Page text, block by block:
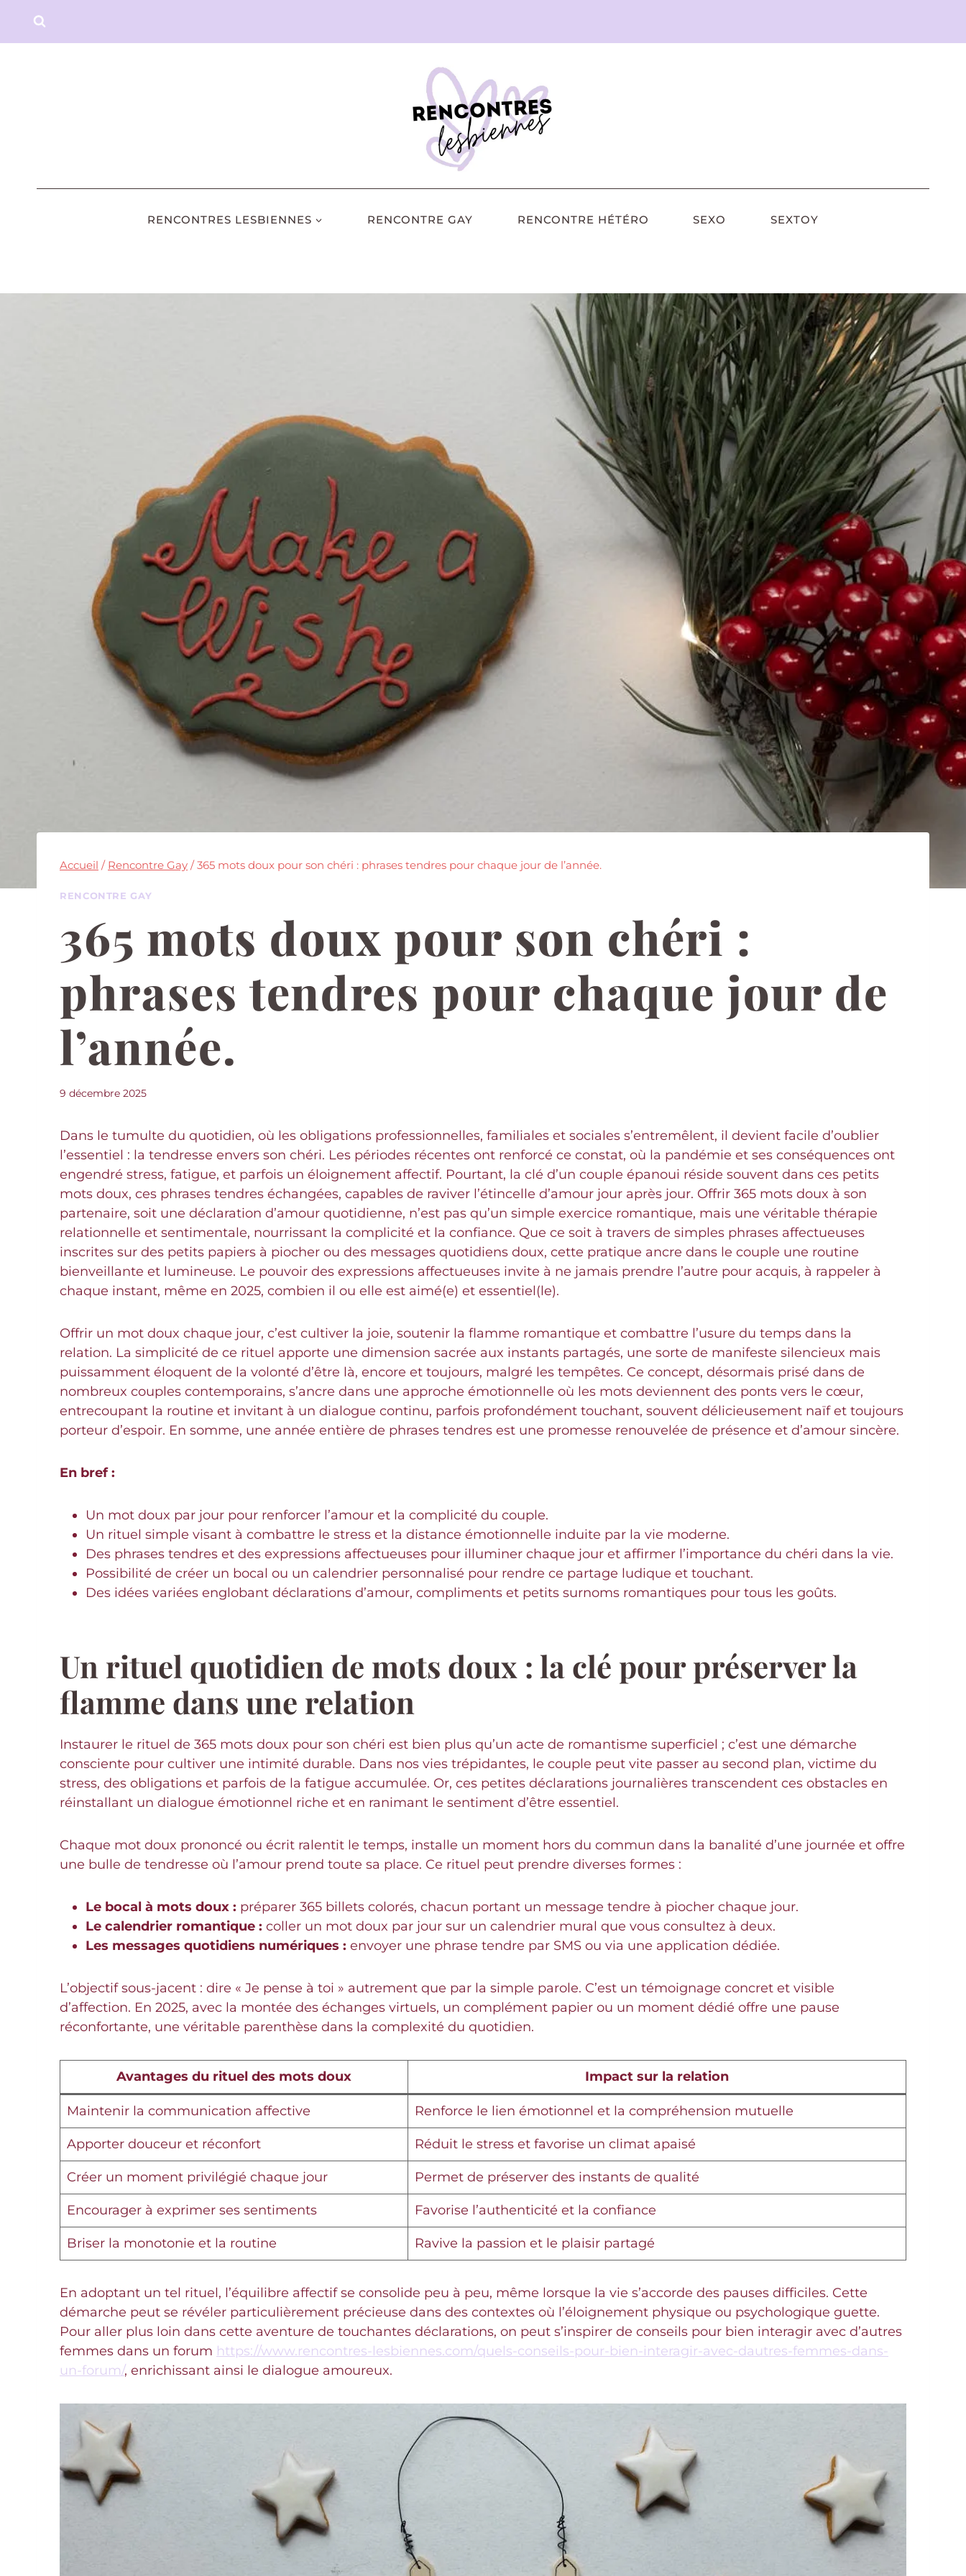
contenu
RENCONTRES LESBIENNES RENCONTRE GAY RENCONTRE HÉTÉRO SEXO SEXTOY
Accueil / Rencontre Gay / 365 mots doux pour son chéri : phrases tendres pour chaque jour de l’année.
RENCONTRE GAY
365 mots doux pour son chéri :
phrases tendres pour chaque jour de
l’année.
9 décembre 2025
Dans le tumulte du quotidien, où les obligations professionnelles, familiales et sociales s’entremêlent, il devient facile d’oublier
l’essentiel : la tendresse envers son chéri. Les périodes récentes ont renforcé ce constat, où la pandémie et ses conséquences ont
engendré stress, fatigue, et parfois un éloignement affectif. Pourtant, la clé d’un couple épanoui réside souvent dans ces petits
mots doux, ces phrases tendres échangées, capables de raviver l’étincelle d’amour jour après jour. Offrir 365 mots doux à son
partenaire, soit une déclaration d’amour quotidienne, n’est pas qu’un simple exercice romantique, mais une véritable thérapie
relationnelle et sentimentale, nourrissant la complicité et la confiance. Que ce soit à travers de simples phrases affectueuses
inscrites sur des petits papiers à piocher ou des messages quotidiens doux, cette pratique ancre dans le couple une routine
bienveillante et lumineuse. Le pouvoir des expressions affectueuses invite à ne jamais prendre l’autre pour acquis, à rappeler à
chaque instant, même en 2025, combien il ou elle est aimé(e) et essentiel(le).
Offrir un mot doux chaque jour, c’est cultiver la joie, soutenir la flamme romantique et combattre l’usure du temps dans la
relation. La simplicité de ce rituel apporte une dimension sacrée aux instants partagés, une sorte de manifeste silencieux mais
puissamment éloquent de la volonté d’être là, encore et toujours, malgré les tempêtes. Ce concept, désormais prisé dans de
nombreux couples contemporains, s’ancre dans une approche émotionnelle où les mots deviennent des ponts vers le cœur,
entrecoupant la routine et invitant à un dialogue continu, parfois profondément touchant, souvent délicieusement naïf et toujours
porteur d’espoir. En somme, une année entière de phrases tendres est une promesse renouvelée de présence et d’amour sincère.
En bref :
Un mot doux par jour pour renforcer l’amour et la complicité du couple.
Un rituel simple visant à combattre le stress et la distance émotionnelle induite par la vie moderne.
Des phrases tendres et des expressions affectueuses pour illuminer chaque jour et affirmer l’importance du chéri dans la vie.
Possibilité de créer un bocal ou un calendrier personnalisé pour rendre ce partage ludique et touchant.
Des idées variées englobant déclarations d’amour, compliments et petits surnoms romantiques pour tous les goûts.
Un rituel quotidien de mots doux : la clé pour préserver la
flamme dans une relation
Instaurer le rituel de 365 mots doux pour son chéri est bien plus qu’un acte de romantisme superficiel ; c’est une démarche
consciente pour cultiver une intimité durable. Dans nos vies trépidantes, le couple peut vite passer au second plan, victime du
stress, des obligations et parfois de la fatigue accumulée. Or, ces petites déclarations journalières transcendent ces obstacles en
réinstallant un dialogue émotionnel riche et en ranimant le sentiment d’être essentiel.
Chaque mot doux prononcé ou écrit ralentit le temps, installe un moment hors du commun dans la banalité d’une journée et offre
une bulle de tendresse où l’amour prend toute sa place. Ce rituel peut prendre diverses formes :
Le bocal à mots doux : préparer 365 billets colorés, chacun portant un message tendre à piocher chaque jour.
Le calendrier romantique : coller un mot doux par jour sur un calendrier mural que vous consultez à deux.
Les messages quotidiens numériques : envoyer une phrase tendre par SMS ou via une application dédiée.
L’objectif sous-jacent : dire « Je pense à toi » autrement que par la simple parole. C’est un témoignage concret et visible
d’affection. En 2025, avec la montée des échanges virtuels, un complément papier ou un moment dédié offre une pause
réconfortante, une véritable parenthèse dans la complexité du quotidien.
Avantages du rituel des mots doux Impact sur la relation
Maintenir la communication affective Renforce le lien émotionnel et la compréhension mutuelle
Apporter douceur et réconfort Réduit le stress et favorise un climat apaisé
Créer un moment privilégié chaque jour Permet de préserver des instants de qualité
Encourager à exprimer ses sentiments Favorise l’authenticité et la confiance
Briser la monotonie et la routine Ravive la passion et le plaisir partagé
En adoptant un tel rituel, l’équilibre affectif se consolide peu à peu, même lorsque la vie s’accorde des pauses difficiles. Cette
démarche peut se révéler particulièrement précieuse dans des contextes où l’éloignement physique ou psychologique guette.
Pour aller plus loin dans cette aventure de touchantes déclarations, on peut s’inspirer de conseils pour bien interagir avec d’autres
femmes dans un forum https://www.rencontres-lesbiennes.com/quels-conseils-pour-bien-interagir-avec-dautres-femmes-dans-
un-forum/, enrichissant ainsi le dialogue amoureux.